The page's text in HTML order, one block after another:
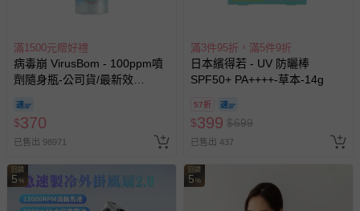
滿1500元贈好禮
病毒崩 VirusBom - 100ppm噴
劑隨身瓶-公司貨/最新效
$370
已售出 98971
滿3件95折，滿5件9折
日本繽得若 - UV 防曬棒
SPF50+ PA++++-草本-14g
57折
$399 $699
已售出 437
回饋
5 %
回饋
5 %